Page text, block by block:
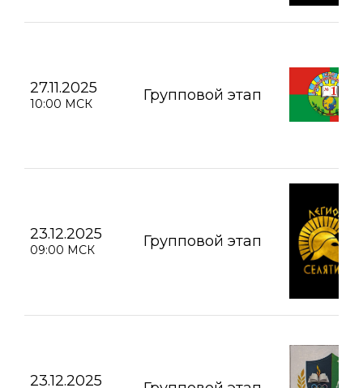
27.11.2025
10:00 МСК Групповой этап
23.12.2025
09:00 МСК Групповой этап
23.12.2025